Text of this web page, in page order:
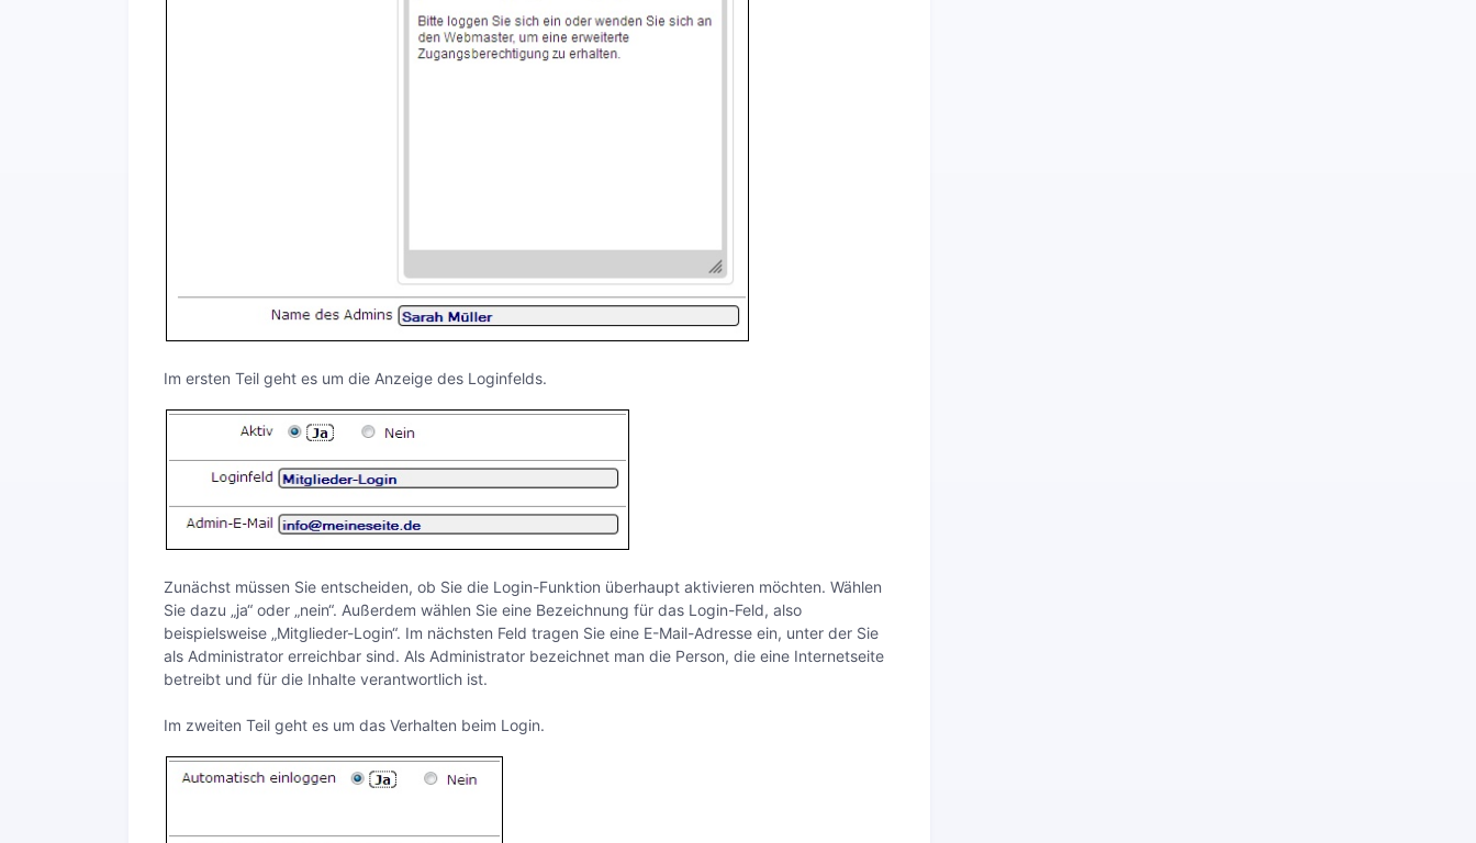
Im ersten Teil geht es um die Anzeige des Loginfelds.
Zunächst müssen Sie entscheiden, ob Sie die Login-Funktion überhaupt aktivieren möchten. Wählen
Sie dazu „ja“ oder „nein“. Außerdem wählen Sie eine Bezeichnung für das Login-Feld, also
beispielsweise „Mitglieder-Login“. Im nächsten Feld tragen Sie eine E-Mail-Adresse ein, unter der Sie
als Administrator erreichbar sind. Als Administrator bezeichnet man die Person, die eine Internetseite
betreibt und für die Inhalte verantwortlich ist.
Im zweiten Teil geht es um das Verhalten beim Login.